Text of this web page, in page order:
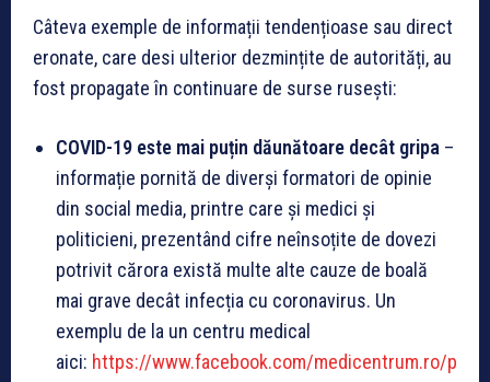
Câteva exemple de informații tendențioase sau direct
eronate, care desi ulterior dezmințite de autorități, au
fost propagate în continuare de surse rusești:
COVID-19 este mai puțin dăunătoare decât gripa –
informație pornită de diverși formatori de opinie
din social media, printre care și medici și
politicieni, prezentând cifre neînsoțite de dovezi
potrivit cărora există multe alte cauze de boală
mai grave decât infecția cu coronavirus. Un
exemplu de la un centru medical
aici: https://www.facebook.com/medicentrum.ro/p